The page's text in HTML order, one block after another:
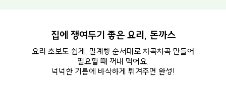
집에 쟁여두기 좋은 요리, 돈까스
요리 초보도 쉽게, 밀계빵 순서대로 차곡차곡 만들어
필요할 때 꺼내 먹어요.
넉넉한 기름에 바삭하게 튀겨주면 완성!